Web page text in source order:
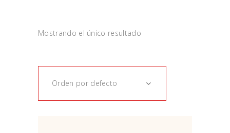
Mostrando el único resultado
Orden por defecto